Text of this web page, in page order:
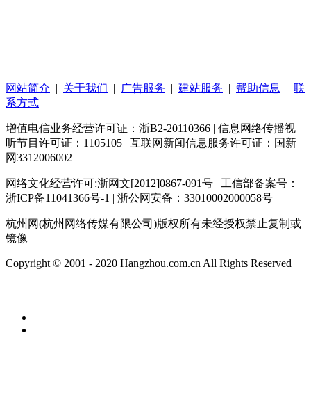
网站简介 | 关于我们 | 广告服务 | 建站服务 | 帮助信息 | 联
系方式
增值电信业务经营许可证：浙B2-20110366 | 信息网络传播视
听节目许可证：1105105 | 互联网新闻信息服务许可证：国新
网3312006002
网络文化经营许可:浙网文[2012]0867-091号 | 工信部备案号：
浙ICP备11041366号-1 | 浙公网安备：33010002000058号
杭州网(杭州网络传媒有限公司)版权所有未经授权禁止复制或
镜像
Copyright © 2001 - 2020 Hangzhou.com.cn All Rights Reserved